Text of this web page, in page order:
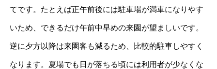
てです。たとえば正午前後には駐車場が満車になりやす
いため、できるだけ午前中早めの来園が望ましいです。
逆に夕方以降は来園客も減るため、比較的駐車しやすく
なります。夏場でも日が落ちる頃には利用者が少なくな